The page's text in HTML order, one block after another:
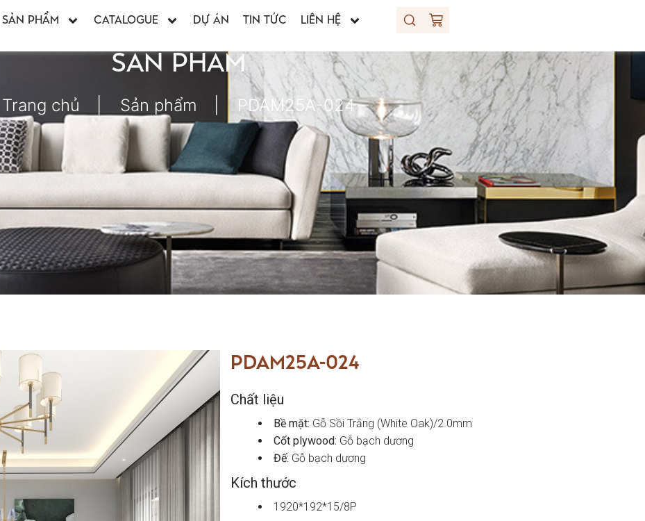
SẢN PHẨM CATALOGUE DỰ ÁN TIN TỨC LIÊN HỆ
SẢN PHẨM
Trang chủ Sản phẩm PDAM25A-024
PDAM25A-024
Chất liệu
Bề mặt: Gỗ Sồi Trắng (White Oak)/2.0mm
Cốt plywood: Gỗ bạch dương
Đế: Gỗ bạch dương
Kích thước
1920*192*15/8P